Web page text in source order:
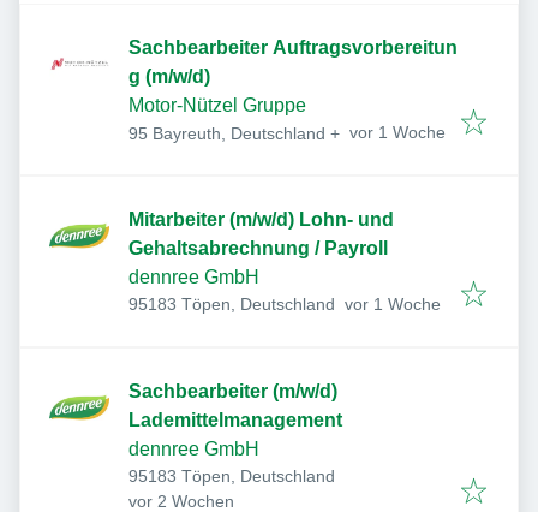
Sachbearbeiter Auftragsvorbereitun
g (m/w/d)
Motor-Nützel Gruppe
95 Bayreuth, Deutschland + Veröffentlicht
vor 1 Woche
Mitarbeiter (m/w/d) Lohn- und
Gehaltsabrechnung / Payroll
dennree GmbH
95183 Töpen, Deutschland Veröffentlicht
vor 1 Woche
Sachbearbeiter (m/w/d)
Lademittelmanagement
dennree GmbH
95183 Töpen, Deutschland
Veröffentlicht:
vor 2 Wochen